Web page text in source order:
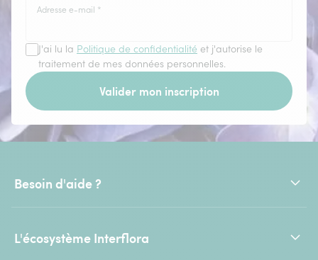
Adresse e-mail *
J'ai lu la Politique de confidentialité et j'autorise le
traitement de mes données personnelles.
Valider mon inscription
Besoin d'aide ?
L'écosystème Interflora